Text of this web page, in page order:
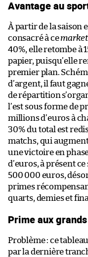
Avantage au
À partir de la saison
consacré à ce
40%, elle retombe à
papier, puisqu’elle
premier plan.
d’argent, il faut
de répartition
l’est sous forme de
millions d’euros à
30% du total est
matchs, qui
une victoire en
d’euros, à présent
500 000 euros,
primes
quarts, demies et
Prime aux
Problème : ce
par la dernière